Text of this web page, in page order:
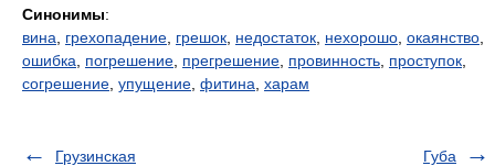
Синонимы:
вина
грехопадение грешок недостаток нехорошо окаянство
ошибка
погрешение прегрешение провинность проступок
согрешение упущение фитина харам
Грузинская Губа